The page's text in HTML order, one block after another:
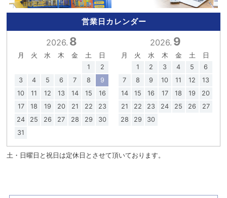
営業日カレンダー
2026. 8
月 火 水 木 金 土
日
1
2
3
4 5 6 7 8
9
10
11 12 13 14 15
16
17
18 19 20 21 22
23
24
25 26 27 28 29
30
31
2026. 9
月 火 水 木 金 土
日
1
2 3 4 5
6
7
8 9 10 11 12
13
14
15 16 17 18 19
20
21
22 23 24 25 26
27
28
29 30
土・日曜日と祝日は定休日とさせて頂いております。